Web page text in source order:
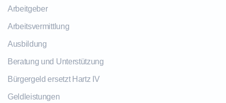
Arbeitgeber
Arbeitsvermittlung
Ausbildung
Beratung und Unterstützung
Bürgergeld ersetzt Hartz IV
Geldleistungen